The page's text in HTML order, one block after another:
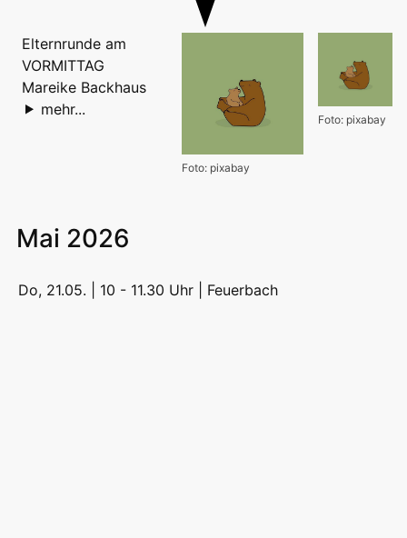
Foto: pixabay
Foto: pixabay
Elternrunde am
VORMITTAG
Mareike Backhaus
mehr...
Mai 2026
Do, 21.05. | 10 - 11.30 Uhr | Feuerbach